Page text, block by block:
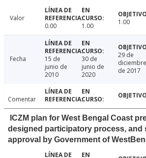
Valor
0.00
1.00 1.00
Fecha
15 de
junio de
2010
30 de
junio de
2020
29 de
diciembre
de 2017
Comentar
ICZM plan for West Bengal Coast
designed participatory process, and
approval by Government of